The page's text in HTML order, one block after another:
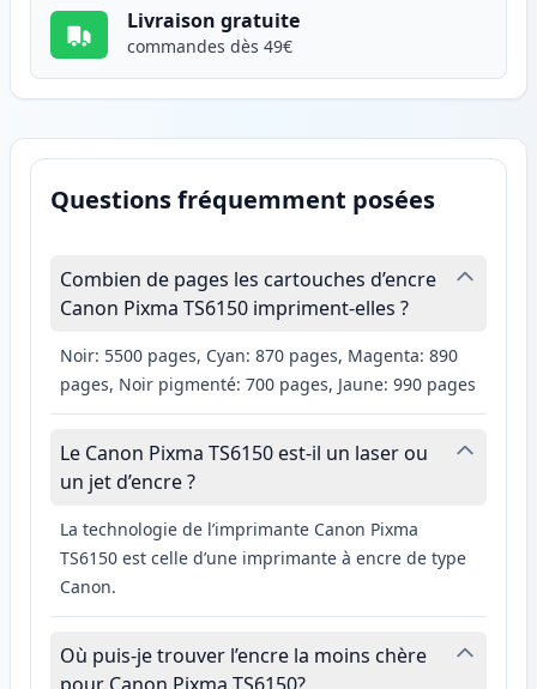
Livraison gratuite
commandes dès 49€
Questions fréquemment posées
Combien de pages les cartouches d’encre
Canon Pixma TS6150 impriment-elles ?
Noir: 5500 pages, Cyan: 870 pages, Magenta: 890
pages, Noir pigmenté: 700 pages, Jaune: 990 pages
Le Canon Pixma TS6150 est-il un laser ou
un jet d’encre ?
La technologie de l’imprimante Canon Pixma
TS6150 est celle d’une imprimante à encre de type
Canon.
Où puis-je trouver l’encre la moins chère